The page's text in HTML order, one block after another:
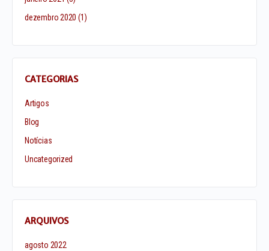
dezembro 2020 (1)
CATEGORIAS
Artigos
Blog
Notícias
Uncategorized
ARQUIVOS
agosto 2022